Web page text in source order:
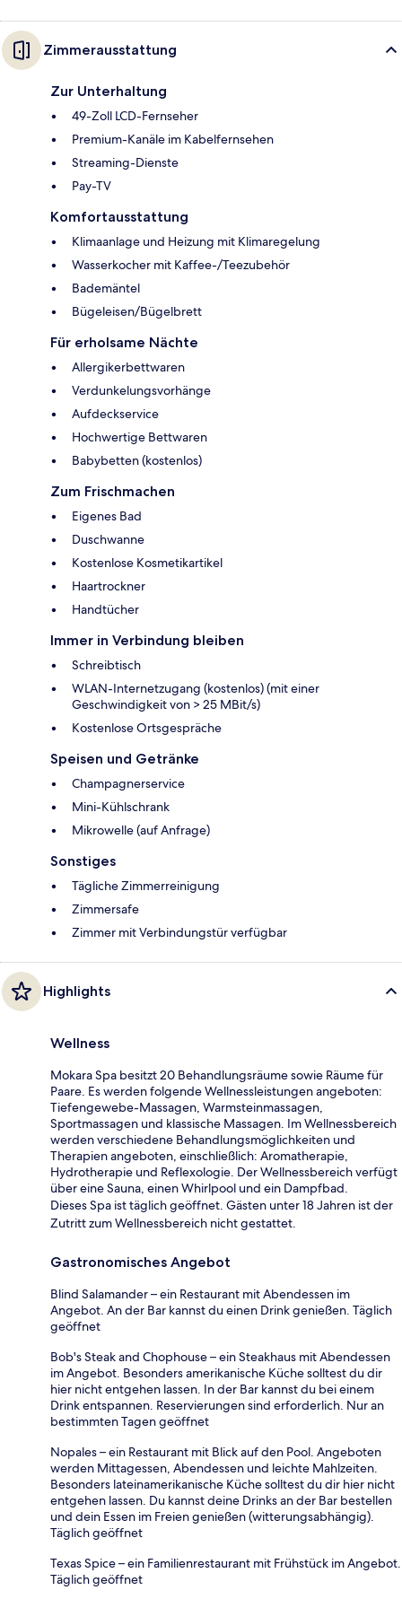
Zimmerausstattung
Zur Unterhaltung
49-Zoll LCD-Fernseher
Premium-Kanäle im Kabelfernsehen
Streaming-Dienste
Pay-TV
Komfortausstattung
Klimaanlage und Heizung mit Klimaregelung
Wasserkocher mit Kaffee-/Teezubehör
Bademäntel
Bügeleisen/Bügelbrett
Für erholsame Nächte
Allergikerbettwaren
Verdunkelungsvorhänge
Aufdeckservice
Hochwertige Bettwaren
Babybetten (kostenlos)
Zum Frischmachen
Eigenes Bad
Duschwanne
Kostenlose Kosmetikartikel
Haartrockner
Handtücher
Immer in Verbindung bleiben
Schreibtisch
WLAN-Internetzugang (kostenlos) (mit einer
Geschwindigkeit von > 25 MBit/s)
Kostenlose Ortsgespräche
Speisen und Getränke
Champagnerservice
Mini-Kühlschrank
Mikrowelle (auf Anfrage)
Sonstiges
Tägliche Zimmerreinigung
Zimmersafe
Zimmer mit Verbindungstür verfügbar
Highlights
Wellness
Mokara Spa besitzt 20 Behandlungsräume sowie Räume für
Paare. Es werden folgende Wellnessleistungen angeboten:
Tiefengewebe-Massagen, Warmsteinmassagen,
Sportmassagen und klassische Massagen. Im Wellnessbereich
werden verschiedene Behandlungsmöglichkeiten und
Therapien angeboten, einschließlich: Aromatherapie,
Hydrotherapie und Reflexologie. Der Wellnessbereich verfügt
über eine Sauna, einen Whirlpool und ein Dampfbad.
Dieses Spa ist täglich geöffnet. Gästen unter 18 Jahren ist der
Zutritt zum Wellnessbereich nicht gestattet.
Gastronomisches Angebot
Blind Salamander – ein Restaurant mit Abendessen im
Angebot. An der Bar kannst du einen Drink genießen. Täglich
geöffnet
Bob's Steak and Chophouse – ein Steakhaus mit Abendessen
im Angebot. Besonders amerikanische Küche solltest du dir
hier nicht entgehen lassen. In der Bar kannst du bei einem
Drink entspannen. Reservierungen sind erforderlich. Nur an
bestimmten Tagen geöffnet
Nopales – ein Restaurant mit Blick auf den Pool. Angeboten
werden Mittagessen, Abendessen und leichte Mahlzeiten.
Besonders lateinamerikanische Küche solltest du dir hier nicht
entgehen lassen. Du kannst deine Drinks an der Bar bestellen
und dein Essen im Freien genießen (witterungsabhängig).
Täglich geöffnet
Texas Spice – ein Familienrestaurant mit Frühstück im Angebot.
Täglich geöffnet